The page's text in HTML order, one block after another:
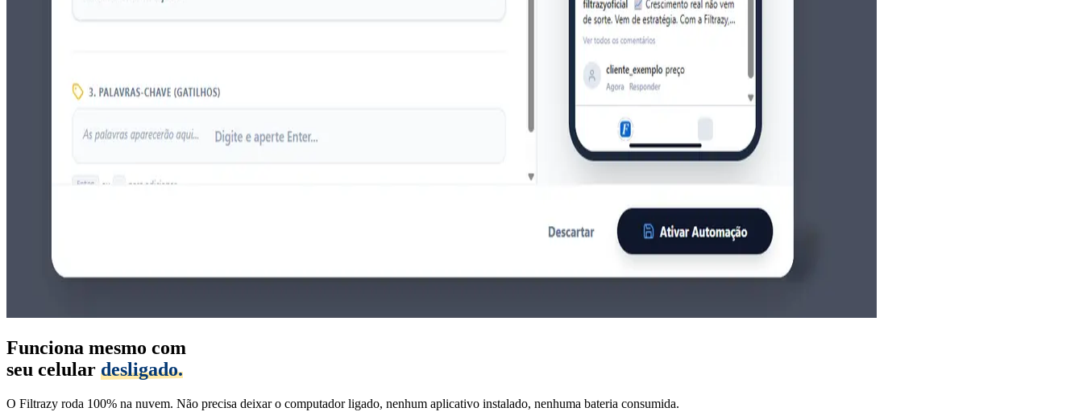
Funciona mesmo com
seu celular desligado.
O Filtrazy roda 100% na nuvem. Não precisa deixar o computador ligado, nenhum aplicativo instalado, nenhuma bateria consumida.